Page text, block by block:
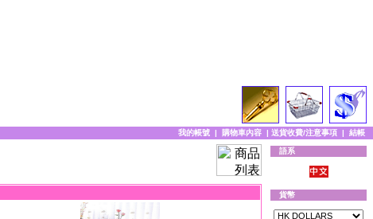
我的帳號 | 購物車內容 | 送貨收費/注意事項 | 結帳
語系
貨幣